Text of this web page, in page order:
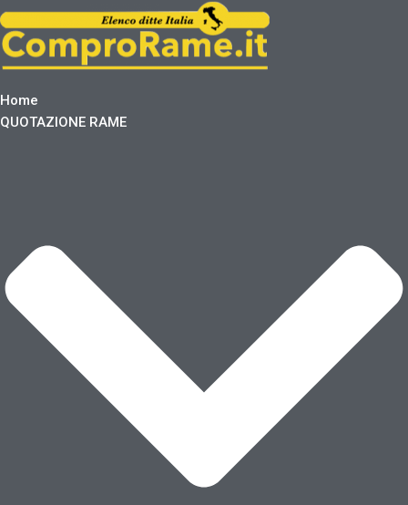
Home
QUOTAZIONE RAME